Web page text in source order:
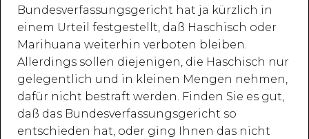
Bundesverfassungsgericht hat ja kürzlich in
einem Urteil festgestellt, daß Haschisch oder
Marihuana weiterhin verboten bleiben.
Allerdings sollen diejenigen, die Haschisch nur
gelegentlich und in kleinen Mengen nehmen,
dafür nicht bestraft werden. Finden Sie es gut,
daß das Bundesverfassungsgericht so
entschieden hat, oder ging Ihnen das nicht